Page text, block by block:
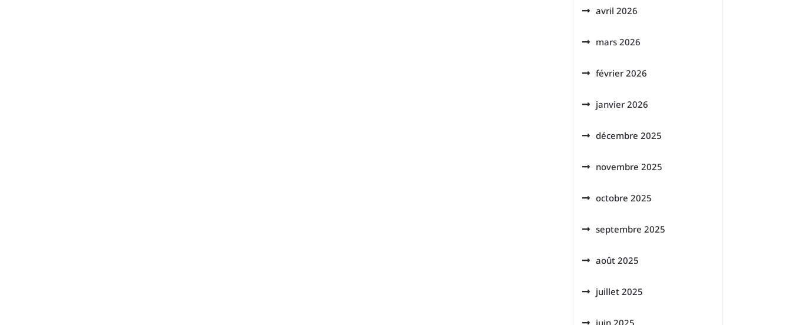
avril 2026
mars 2026
février 2026
janvier 2026
décembre 2025
novembre 2025
octobre 2025
septembre 2025
août 2025
juillet 2025
juin 2025